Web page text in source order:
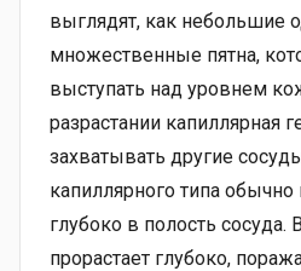
выглядят, как небольшие
множественные пятна,
выступать над уровнем
разрастании капиллярная
захватывать другие
капиллярного типа обычно
глубоко в полость сосуда.
прорастает глубоко,